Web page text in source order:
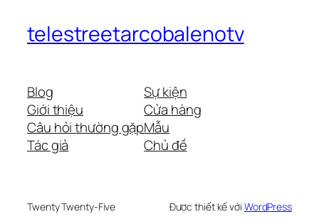
telestreetarcobalenotv
Blog
Giới thiệu
Câu hỏi thường gặp
Tác giả
Sự kiện
Cửa hàng
Mẫu
Chủ đề
Twenty Twenty-Five Được thiết kế với WordPress